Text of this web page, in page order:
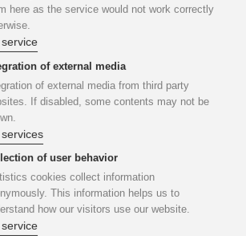
exkl. Nasszellen der
here as the service would not work correctly
service
of external media
of external media from third party
If disabled, some contents may not be
services
of user behavior
cookies collect information
This information helps us to
how our visitors use our website.
service